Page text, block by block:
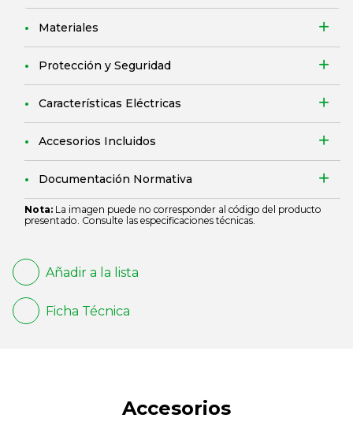
Materiales
Protección y Seguridad
Características Eléctricas
Accesorios Incluidos
Documentación Normativa
Nota: La imagen puede no corresponder al código del producto
presentado. Consulte las especificaciones técnicas.
Añadir a la lista
Ficha Técnica
Accesorios